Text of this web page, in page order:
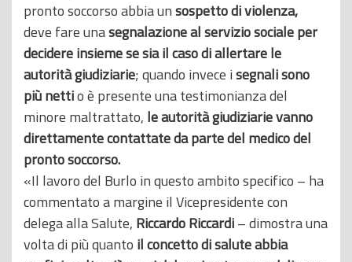
pronto soccorso abbia unsospetto di violenza,
deve fare unasegnalazione al servizio sociale per
decidere insieme se sia il caso di allertare le
autorità giudiziarie; quando invece isegnali sono
più nettio è presente una testimonianza del
minore maltrattato, le autorità giudiziarie vanno
direttamente contattate da parte del medico del
pronto soccorso.
«Il lavoro del Burlo in questo ambito specifico – ha
commentato a margine il Vicepresidente con
delega alla Salute, Riccardo Riccardi– dimostra una
volta di più quanto il concetto di salute abbia